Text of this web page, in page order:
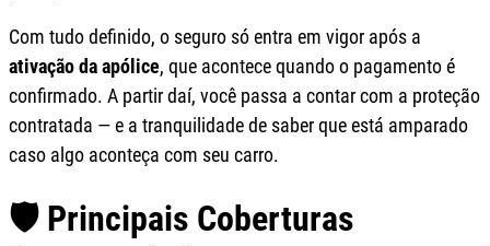
Com tudo definido, o seguro só entra em vigor após a
ativação da apólice, que acontece quando o pagamento é
confirmado. A partir daí, você passa a contar com a proteção
contratada — e a tranquilidade de saber que está amparado
caso algo aconteça com seu carro.
🛡️ Principais Coberturas